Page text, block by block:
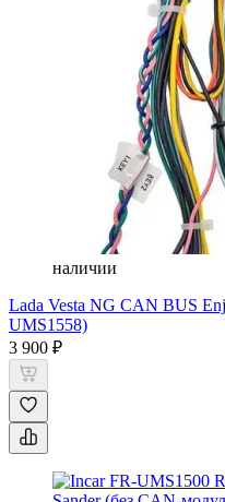
наличии
Lada Vesta NG CAN BUS
UMS1558)
3 900 ₽